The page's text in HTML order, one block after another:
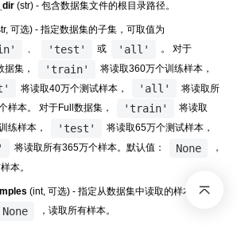
(str) - 包含数据集文件的根目录路径。
可选) - 指定数据集的子集，可取值为
、 'test' 或 'all'
。 对于
据集，
'train' 将读取360万个训练样本，
将读取40万个测试样本， 'all'
将读取所
样本。 对于Full数据集，
'train'
将读取
练样本，
'test' 将读取65万个测试样本，
将读取所有365万个样本。默认值： None
，
本。
(int, 可选) - 指定从数据集中读取的样本数。默
None ，读取所有样本。